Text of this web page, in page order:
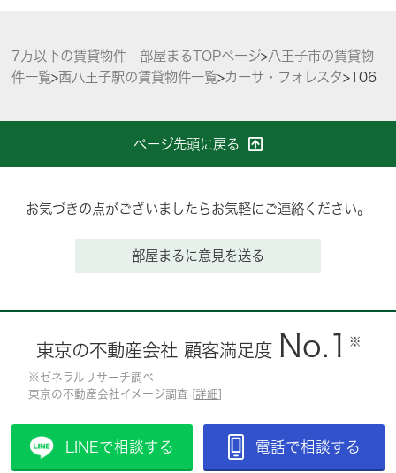
7万以下の賃貸物件 部屋まるTOPページ>八王子市の賃貸物
件一覧>西八王子駅の賃貸物件一覧>カーサ・フォレスタ>106
ページ先頭に戻る
お気づきの点がございましたらお気軽にご連絡ください。
部屋まるに意見を送る
東京の不動産会社 顧客満足度 No.1 ※
※ゼネラルリサーチ調べ
東京の不動産会社イメージ調査 [詳細]
LINEで相談する 電話で相談する